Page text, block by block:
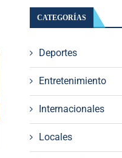
CATEGORÍAS
Deportes
Entretenimiento
Internacionales
Locales